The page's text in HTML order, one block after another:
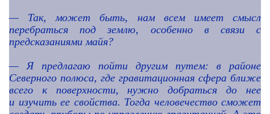
—
Так, может быть, нам всем имеет смысл
перебраться под землю, особенно в связи с
предсказаниями майя?
—
Я предлагаю пойти другим путем: в районе
Северного полюса, где гравитационная сфера ближе
всего к поверхности, нужно добраться до нее
и изучить ее свойства. Тогда человечество сможет